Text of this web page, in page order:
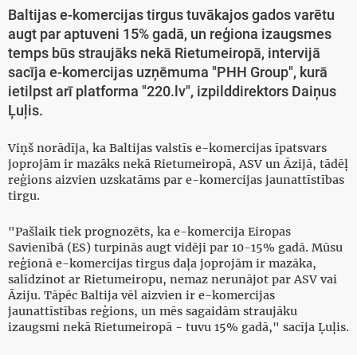
Baltijas e-komercijas tirgus tuvākajos gados varētu
augt par aptuveni 15% gadā, un reģiona izaugsmes
temps būs straujāks nekā Rietumeiropā, intervijā
sacīja e-komercijas uzņēmuma "PHH Group", kurā
ietilpst arī platforma "220.lv", izpilddirektors Daiņus
Ļuļis.
Viņš norādīja, ka Baltijas valstīs e-komercijas īpatsvars
joprojām ir mazāks nekā Rietumeiropā, ASV un Āzijā, tādēļ
reģions aizvien uzskatāms par e-komercijas jaunattīstības
tirgu.
"Pašlaik tiek prognozēts, ka e-komercija Eiropas
Savienībā (ES) turpinās augt vidēji par 10-15% gadā. Mūsu
reģionā e-komercijas tirgus daļa joprojām ir mazāka,
salīdzinot ar Rietumeiropu, nemaz nerunājot par ASV vai
Āziju. Tāpēc Baltija vēl aizvien ir e-komercijas
jaunattīstības reģions, un mēs sagaidām straujāku
izaugsmi nekā Rietumeiropā - tuvu 15% gadā," sacīja Ļuļis.